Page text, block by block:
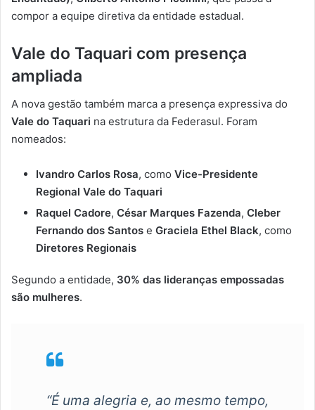
compor a equipe diretiva da entidade estadual.
Vale do Taquari com presença
ampliada
A nova gestão também marca a presença expressiva do
Vale do Taquari na estrutura da Federasul. Foram
nomeados:
Ivandro Carlos Rosa, como Vice-Presidente
Regional Vale do Taquari
Raquel Cadore, César Marques Fazenda, Cleber
Fernando dos Santos e Graciela Ethel Black, como
Diretores Regionais
Segundo a entidade, 30% das lideranças empossadas
são mulheres.
“É uma alegria e, ao mesmo tempo,